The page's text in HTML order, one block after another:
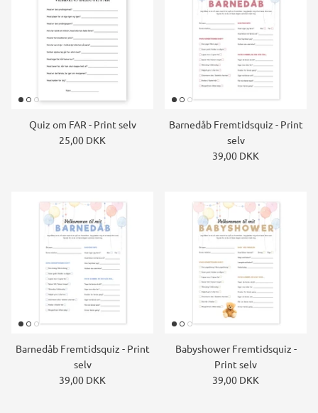
Quiz om FAR - Print selv
25,00 DKK
Barnedåb Fremtidsquiz - Print
selv
39,00 DKK
Barnedåb Fremtidsquiz - Print
selv
39,00 DKK
Babyshower Fremtidsquiz -
Print selv
39,00 DKK